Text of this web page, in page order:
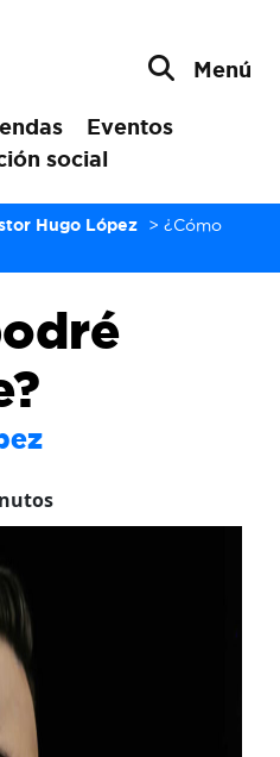
Eventos
social
Menú
Hugo López > ¿Cómo